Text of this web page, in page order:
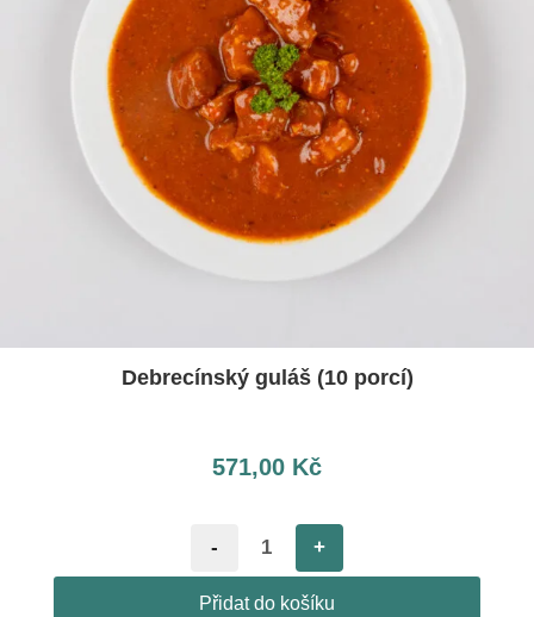
Debrecínský guláš (10 porcí)
571,00 Kč
- +
Přidat do košíku